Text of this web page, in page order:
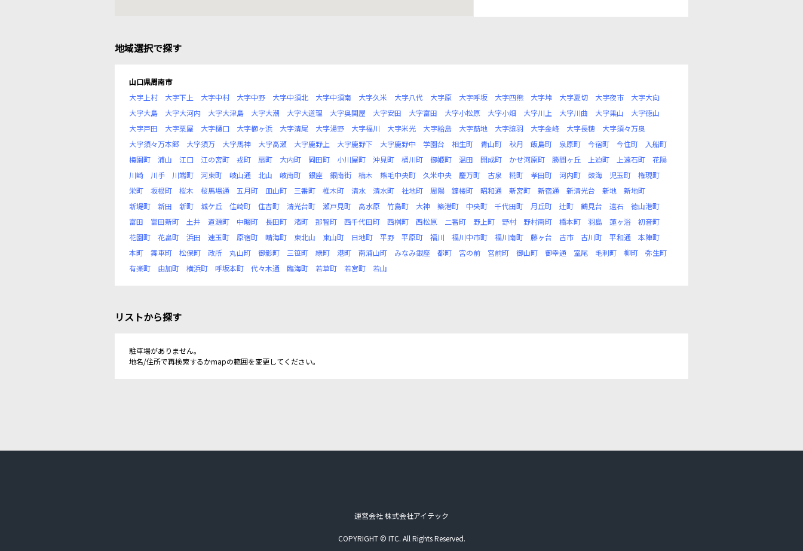
地域選択で探す
山口県周南市
大字上村
大字下上 大字中村 大字中野 大字中須北 大字中須南 大字久米 大字八代 大字原 大字呼坂 大字四熊 大字垰 大字夏切 大字夜市
大字大向
大字大島
大字大河内 大字大津島 大字大潮 大字大道理 大字奥関屋 大字安田 大字富田 大字小松原 大字小畑 大字川上 大字川曲 大字巣山
大字徳山
大字戸田
大字栗屋 大字樋口 大字櫛ヶ浜 大字清尾 大字湯野 大字福川 大字米光 大字粭島 大字莇地 大字譲羽 大字金峰 大字長穂
大字須々万奥
大字須々万本郷
大字須万 大字馬神 大字高瀬 大字鹿野上 大字鹿野下 大字鹿野中 学園台 相生町 青山町 秋月 飯島町 泉原町 今宿町 今住町
入船町
梅園町
浦山 江口 江の宮町 戎町 扇町 大内町 岡田町 小川屋町 沖見町 桶川町 御姫町 温田 開成町 かせ河原町 勝間ヶ丘 上迫町 上遠石町
花陽
川崎
川手 川端町 河東町 岐山通 北山 岐南町 銀座 銀南街 楠木 熊毛中央町 久米中央 慶万町 古泉 糀町 孝田町 河内町 鼓海 児玉町
権現町
栄町
坂根町 桜木 桜馬場通 五月町 皿山町 三番町 椎木町 清水 清水町 社地町 周陽 鐘楼町 昭和通 新宮町 新宿通 新清光台 新地
新地町
新堤町
新田 新町 城ケ丘 住崎町 住吉町 清光台町 瀬戸見町 高水原 竹島町 大神 築港町 中央町 千代田町 月丘町 辻町 鶴見台 遠石
徳山港町
富田
富田新町 土井 道源町 中畷町 長田町 渚町 那智町 西千代田町 西桝町 西松原 二番町 野上町 野村 野村南町 橋本町 羽島 蓮ヶ浴
初音町
花園町
花畠町 浜田 速玉町 原宿町 晴海町 東北山 東山町 日地町 平野 平原町 福川 福川中市町 福川南町 藤ヶ台 古市 古川町 平和通
本陣町
本町
舞車町 松保町 政所 丸山町 御影町 三笹町 緑町 港町 南浦山町 みなみ銀座 都町 宮の前 宮前町 御山町 御幸通 室尾 毛利町 柳町
弥生町
有楽町
由加町 横浜町 呼坂本町 代々木通 臨海町 若草町 若宮町 若山
リストから探す
駐車場がありません。
地名/住所で再検索するかmapの範囲を変更してください。
運営会社 株式会社アイテック
COPYRIGHT © ITC. All Rights Reserved.